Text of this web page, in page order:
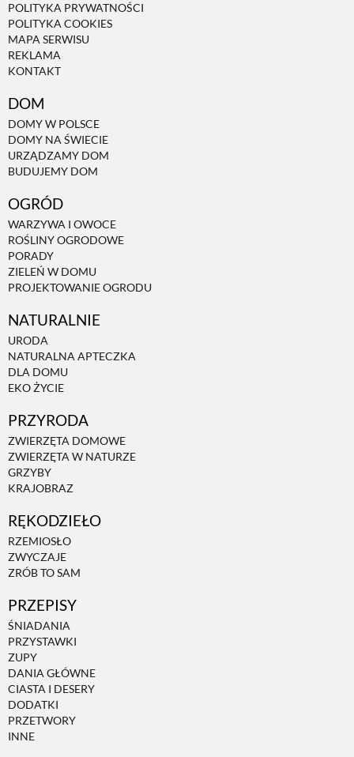
POLITYKA PRYWATNOŚCI
POLITYKA COOKIES
MAPA SERWISU
REKLAMA
KONTAKT
DOM
DOMY W POLSCE
DOMY NA ŚWIECIE
URZĄDZAMY DOM
BUDUJEMY DOM
OGRÓD
WARZYWA I OWOCE
ROŚLINY OGRODOWE
PORADY
ZIELEŃ W DOMU
PROJEKTOWANIE OGRODU
NATURALNIE
URODA
NATURALNA APTECZKA
DLA DOMU
EKO ŻYCIE
PRZYRODA
ZWIERZĘTA DOMOWE
ZWIERZĘTA W NATURZE
GRZYBY
KRAJOBRAZ
RĘKODZIEŁO
RZEMIOSŁO
ZWYCZAJE
ZRÓB TO SAM
PRZEPISY
ŚNIADANIA
PRZYSTAWKI
ZUPY
DANIA GŁÓWNE
CIASTA I DESERY
DODATKI
PRZETWORY
INNE